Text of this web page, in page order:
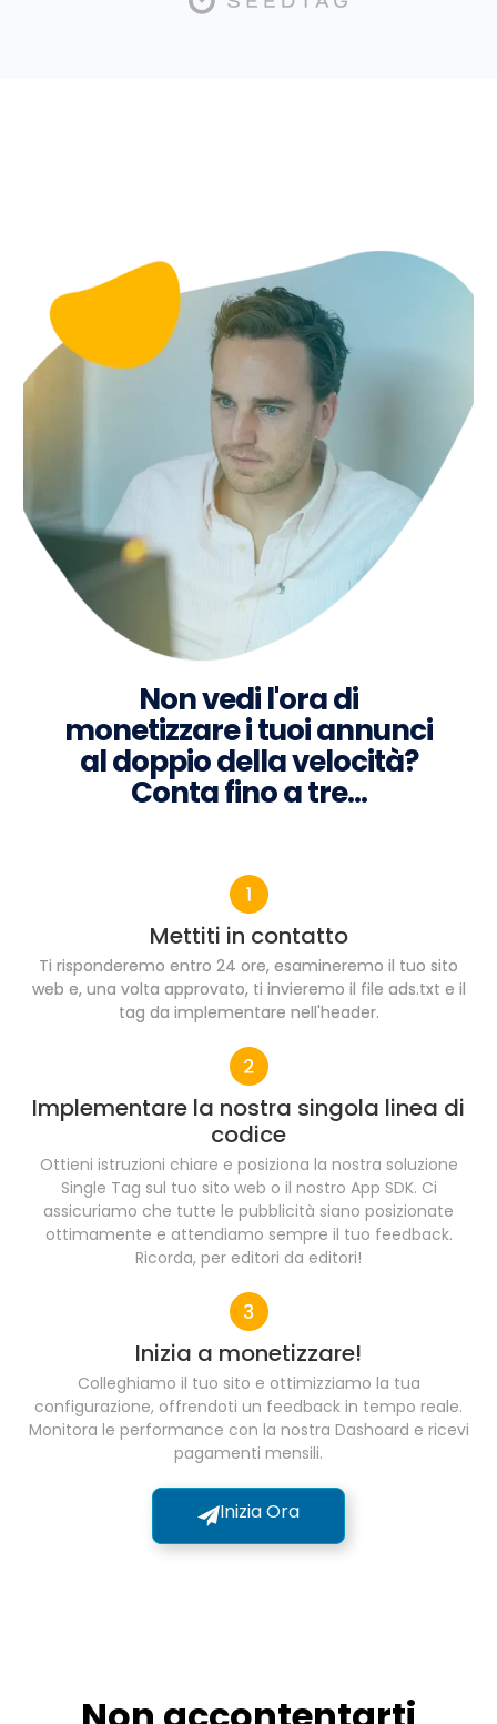
Non vedi l'ora di
monetizzare i tuoi annunci
al doppio della velocità?
Conta fino a tre...
Mettiti in contatto
Ti risponderemo entro 24 ore, esamineremo il tuo sito
web e, una volta approvato, ti invieremo il file ads.txt e il
tag da implementare nell'header.
Implementare la nostra singola linea di
codice
Ottieni istruzioni chiare e posiziona la nostra soluzione
Single Tag sul tuo sito web o il nostro App SDK. Ci
assicuriamo che tutte le pubblicità siano posizionate
ottimamente e attendiamo sempre il tuo feedback.
Ricorda, per editori da editori!
Inizia a monetizzare!
Colleghiamo il tuo sito e ottimizziamo la tua
configurazione, offrendoti un feedback in tempo reale.
Monitora le performance con la nostra Dashoard e ricevi
pagamenti mensili.
Inizia Ora